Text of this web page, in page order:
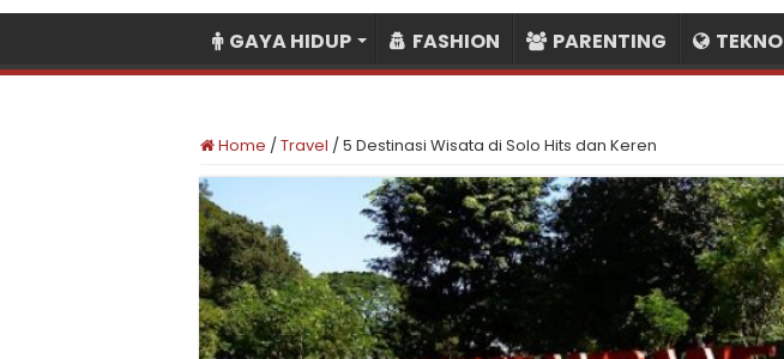
GAYA HIDUP FASHION PARENTING TEKNO
Home /Travel /5 Destinasi Wisata di Solo Hits dan Keren